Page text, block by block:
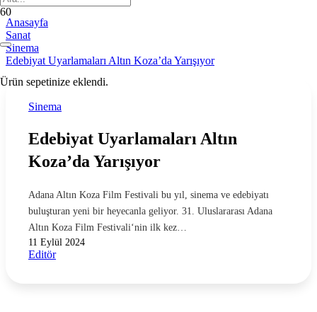
Ürün sepetinize eklendi.
Anasayfa
Sanat
Sinema
Edebiyat Uyarlamaları Altın Koza’da Yarışıyor
Sinema
Edebiyat Uyarlamaları Altın
Koza’da Yarışıyor
Adana Altın Koza Film Festivali bu yıl, sinema ve edebiyatı
buluşturan yeni bir heyecanla geliyor. 31. Uluslararası Adana
Altın Koza Film Festivali‘nin ilk kez…
11 Eylül 2024
Editör